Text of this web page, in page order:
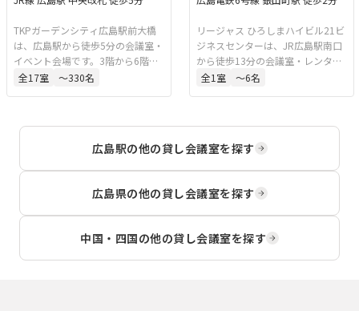
TKPガーデンシティ広島駅前大橋
は、広島駅から徒歩5分の会議室・
イベント会場です。3階から6階ま
で各フロアに大小さまざまな部屋
し、フロア貸切も可能です。
全17室 〜330名
リージャス ひろしまハイビル21ビ
ジネスセンターは、JR広島駅南口
から徒歩13分の会議室・レンタル
オフィスです。ビジネス中心街に
全1 室 〜6名
広島駅の他の貸し会議室を探す
広島県の他の貸し会議室を探す
中国・四国の他の貸し会議室を探す